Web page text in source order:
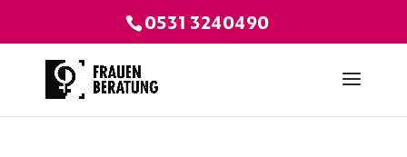
0531 3240490